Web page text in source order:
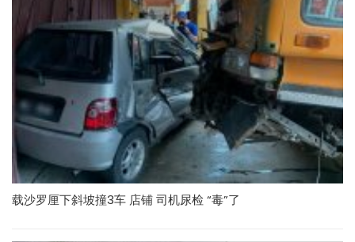
载沙罗厘下斜坡撞3车 店铺 司机尿检 “毒”了